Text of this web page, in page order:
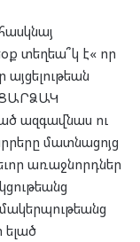
տեղեա՞կ է« որ
ազգավնաս ու
մատնացոյց
առաջնորդներ